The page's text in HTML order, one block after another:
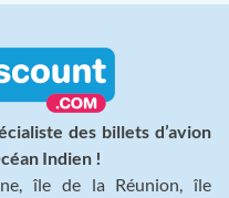
des billets d’avion
Indien !
île de la Réunion, île